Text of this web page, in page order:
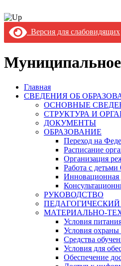
Версия для слабовидящих
Муниципальное
Главная
СВЕДЕНИЯ ОБ
ОСНОВНЫЕ
СТРУКТУРА И
ДОКУМЕНТЫ
ОБРАЗОВАНИЕ
Переход на
Расписание
Организация
Работа с
Инновационная
РУКОВОДСТВО
МАТЕРИАЛЬНО-
Условия
Условия охраны
Средства
Условия для
Обеспечение